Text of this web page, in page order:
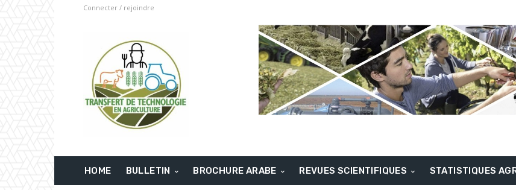
Connecter / rejoindre
HOME BULLETIN BROCHURE ARABE REVUES SCIENTIFIQUES STATISTIQUES